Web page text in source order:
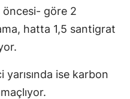
Malatya
Manisa
Mardin
öncesi- göre 2
hatta 1,5 santigrat
yarısında ise karbon